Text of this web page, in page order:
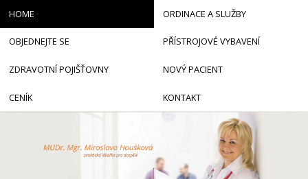
HOME ORDINACE A SLUŽBY
OBJEDNEJTE SE PŘÍSTROJOVÉ VYBAVENÍ
ZDRAVOTNÍ POJIŠŤOVNY NOVÝ PACIENT
CENÍK KONTAKT